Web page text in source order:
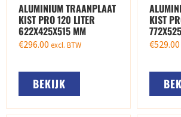
ALUMINIUM TRAANPLAAT
KIST PRO 120 LITER
622X425X515 MM
€296.00 excl. BTW
BEKIJK
KIST
€529.00